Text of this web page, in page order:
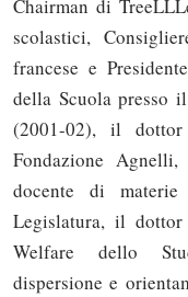
Chairman di
scolastici,
francese e
della Scuola presso
(2001-02), il dottor
Fondazione Agnelli,
docente di
Legislatura, il dottor
Welfare dello
dispersione e